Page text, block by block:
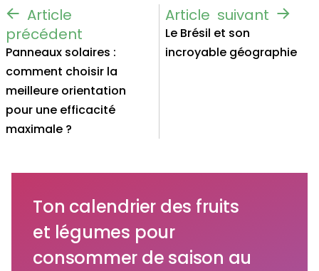
Panneaux solaires :
comment choisir la
meilleure orientation
pour une efficacité
maximale ?
Le Brésil et son
incroyable géographie
Ton calendrier des fruits
et légumes pour
consommer de saison au